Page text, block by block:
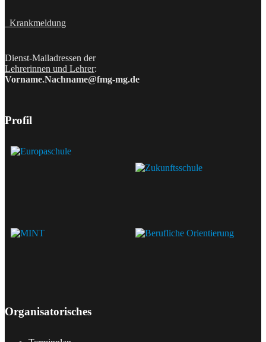
Krankmeldung
Dienst-Mailadressen der
Lehrerinnen und Lehrer:
Vorname.Nachname@fmg-mg.de
Profil
Organisatorisches